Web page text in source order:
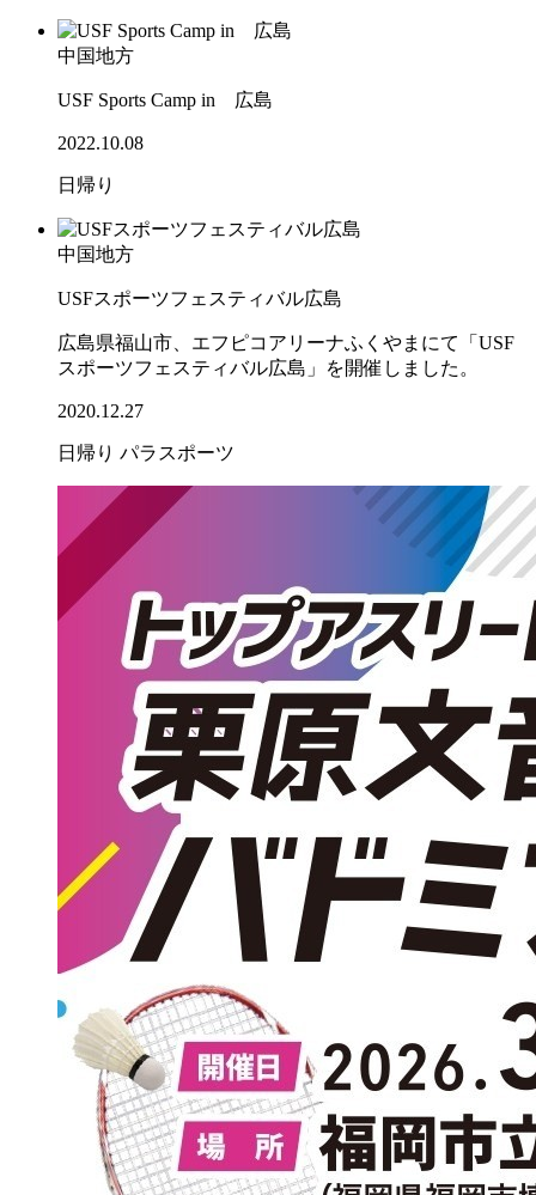
中国地方
USF Sports Camp in 広島
2022.10.08
日帰り
中国地方
USFスポーツフェスティバル広島
広島県福山市、エフピコアリーナふくやまにて「USF
スポーツフェスティバル広島」を開催しました。
2020.12.27
日帰り パラスポーツ